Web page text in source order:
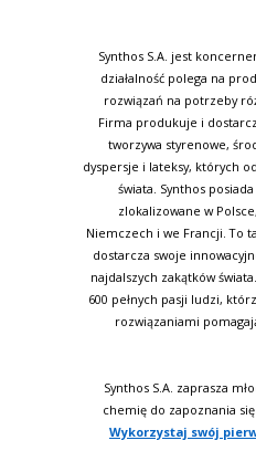
Synthos S.A. jest
działalność polega na
rozwiązań na potrzeby
Firma produkuje i
tworzywa styrenowe,
dyspersje i lateksy, których
świata. Synthos
zlokalizowane w
Niemczech i we Francji. To
dostarcza swoje
najdalszych zakątków
600 pełnych pasji ludzi,
rozwiązaniami
Synthos S.A. zaprasza
chemię do zapoznania
Wykorzystaj swój